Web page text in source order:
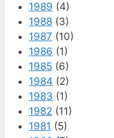
1989 (4)
1988 (3)
1987 (10)
1986 (1)
1985 (6)
1984 (2)
1983 (1)
1982 (11)
1981 (5)